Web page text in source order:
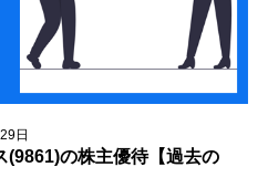
日
(9861)の株主優待【過去の